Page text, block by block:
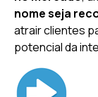
nome seja
atrair clientes
potencial da